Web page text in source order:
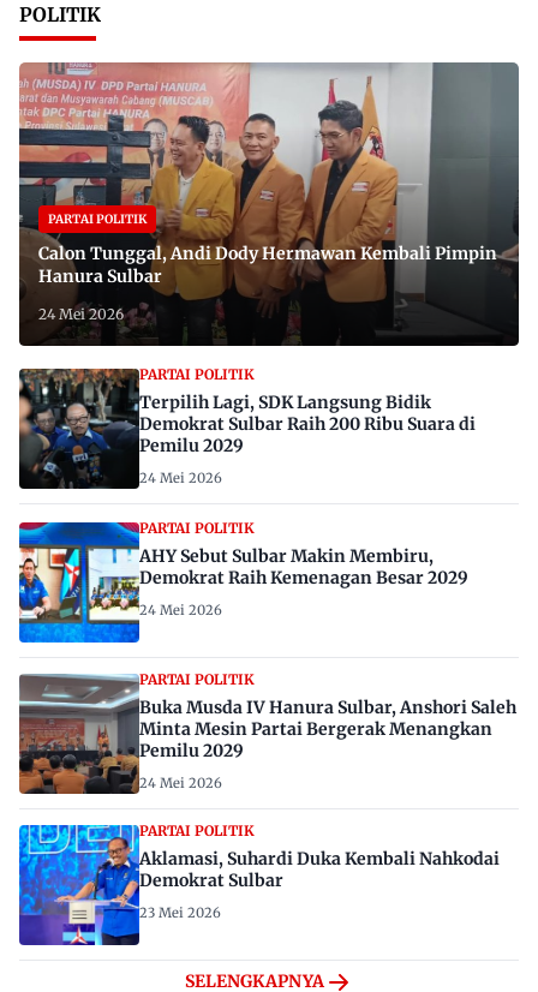
POLITIK
PARTAI POLITIK
Calon Tunggal, Andi Dody Hermawan Kembali Pimpin
Hanura Sulbar
24 Mei 2026
PARTAI POLITIK
Terpilih Lagi, SDK Langsung Bidik
Demokrat Sulbar Raih 200 Ribu Suara di
Pemilu 2029
24 Mei 2026
PARTAI POLITIK
AHY Sebut Sulbar Makin Membiru,
Demokrat Raih Kemenagan Besar 2029
24 Mei 2026
PARTAI POLITIK
Buka Musda IV Hanura Sulbar, Anshori Saleh
Minta Mesin Partai Bergerak Menangkan
Pemilu 2029
24 Mei 2026
PARTAI POLITIK
Aklamasi, Suhardi Duka Kembali Nahkodai
Demokrat Sulbar
23 Mei 2026
SELENGKAPNYA